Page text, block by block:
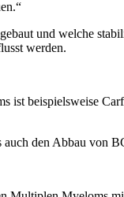
und welche
werden.
beispielsweise
auch den Abbau von